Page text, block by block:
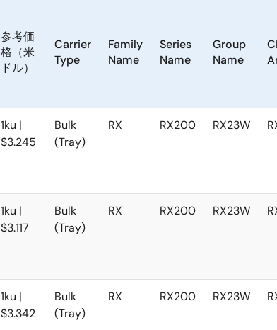
参考価
格（米
ドル）
Carrier
Type
Family
Name
Series
Name
Group
Name
1ku |
$3.245
Bulk
(Tray)
RX RX200 RX23W
1ku |
$3.117
Bulk
(Tray)
RX RX200 RX23W
1ku |
$3.342
Bulk
(Tray)
RX RX200 RX23W